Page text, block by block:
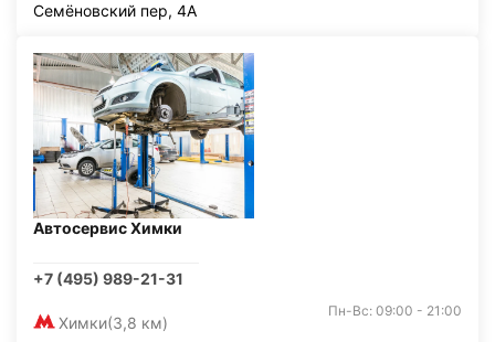
Семёновский пер, 4А
Автосервис Химки
+7 (495) 989-21-31
Химки(3,8 км)
Пн-Вс: 09:00 - 21:00